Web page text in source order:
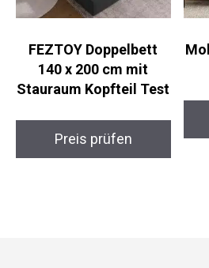
FEZTOY Doppelbett
140 x 200 cm mit
Stauraum Kopfteil Test
Preis prüfen